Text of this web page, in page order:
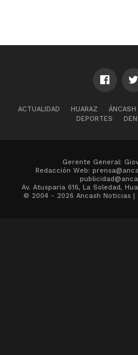
ACTUALIDAD HUARAZ ÁNCASH
DEPORTES
Gerente General:
Redacción Web:
Av. Atusparia 616, La Soledad,
© 2004 - 2026 Ancash Noticias |